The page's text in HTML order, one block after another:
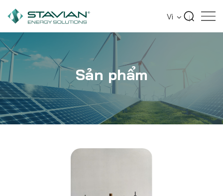
Vi
Sản phẩm